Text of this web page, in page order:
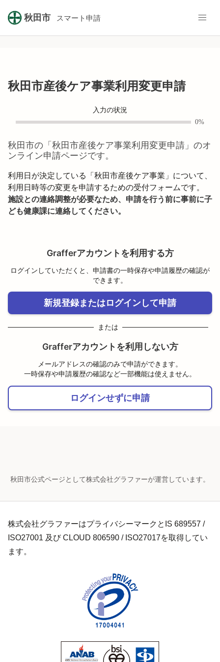
秋田市 スマート申請
秋田市産後ケア事業利用変更申請
入力の状況
0%
秋田市の「 秋田市産後ケア事業利用変更申請 」のオ
ンライン申請ページです。
利用日が決定している「秋田市産後ケア事業」について、
施設との連絡調整が必要なため、申請を行う前に事前に子
ども健康課に連絡してください。
Grafferアカウントを利用する方
ログインしていただくと、申請書の一時保存や申請履歴の確認が
できます。
新規登録またはログインして申請
または
Grafferアカウントを利用しない方
メールアドレスの確認のみで申請ができます。
一時保存や申請履歴の確認など一部機能は使えません。
ログインせずに申請
秋田市公式ページとして株式会社グラファーが運営しています。
株式会社グラファーはプライバシーマークとIS 689557 /
ISO27001 及び CLOUD 806590 / ISO27017を取得してい
ます。